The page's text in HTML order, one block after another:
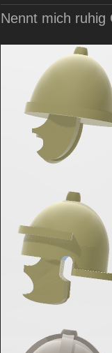
Nennt mich ruhig